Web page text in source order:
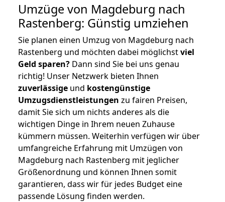
Umzüge von Magdeburg nach
Rastenberg: Günstig umziehen
Sie planen einen Umzug von Magdeburg nach
Rastenberg und möchten dabei möglichstviel
Geld sparen? Dann sind Sie bei uns genau
richtig! Unser Netzwerk bieten Ihnen
zuverlässige und kostengünstige
Umzugsdienstleistungen zu fairen Preisen,
damit Sie sich um nichts anderes als die
wichtigen Dinge in Ihrem neuen Zuhause
kümmern müssen. Weiterhin verfügen wir über
umfangreiche Erfahrung mit Umzügen von
Magdeburg nach Rastenberg mit jeglicher
Größenordnung und können Ihnen somit
garantieren, dass wir für jedes Budget eine
passende Lösung finden werden.